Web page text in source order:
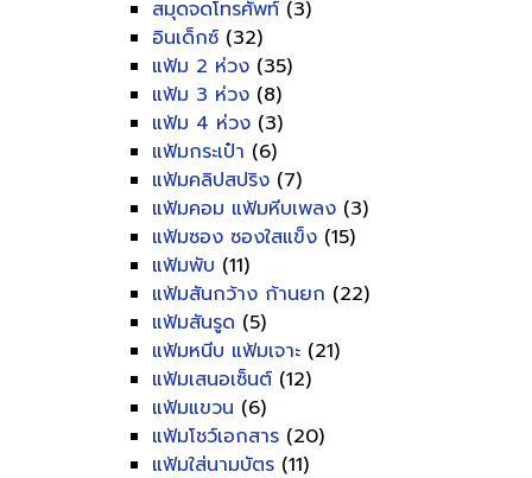
สมุดจดโทรศัพท์ (3)
อินเด็กซ์ (32)
แฟ้ม 2 ห่วง (35)
แฟ้ม 3 ห่วง (8)
แฟ้ม 4 ห่วง (3)
แฟ้มกระเป๋า (6)
แฟ้มคลิปสปริง (7)
แฟ้มคอม แฟ้มหีบเพลง (3)
แฟ้มซอง ซองใสแข็ง (15)
แฟ้มพับ (11)
แฟ้มสันกว้าง ก้านยก (22)
แฟ้มสันรูด (5)
แฟ้มหนีบ แฟ้มเจาะ (21)
แฟ้มเสนอเซ็นต์ (12)
แฟ้มแขวน (6)
แฟ้มโชว์เอกสาร (20)
แฟ้มใส่นามบัตร (11)